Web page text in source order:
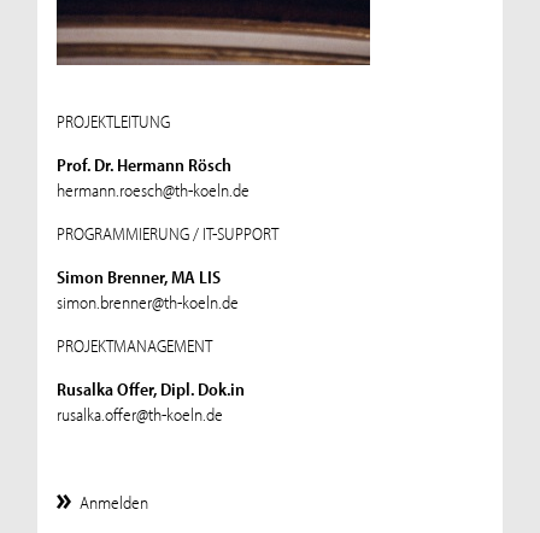
PROJEKTLEITUNG
Prof. Dr. Hermann Rösch
hermann.roesch@th-koeln.de
PROGRAMMIERUNG / IT-SUPPORT
Simon Brenner, MA LIS
simon.brenner@th-koeln.de
PROJEKTMANAGEMENT
Rusalka Offer, Dipl. Dok.in
rusalka.offer@th-koeln.de
Anmelden